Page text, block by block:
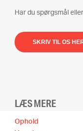
Har du spørgsmål
SKRIV TIL OS
LÆS MERE
Ophold